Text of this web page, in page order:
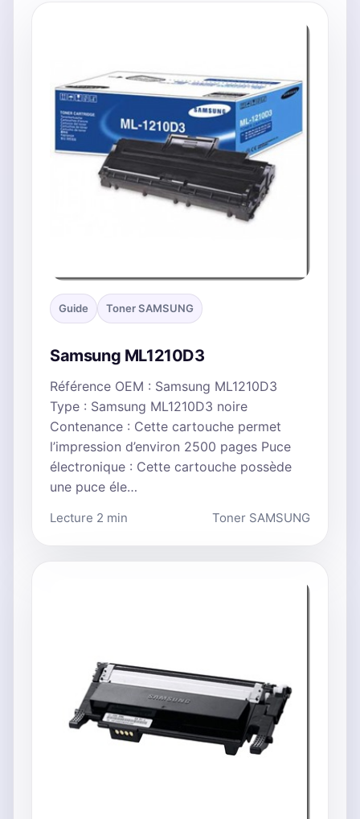
Guide Toner SAMSUNG
Samsung ML1210D3
Référence OEM : Samsung ML1210D3
Type : Samsung ML1210D3 noire
Contenance : Cette cartouche permet
l’impression d’environ 2500 pages Puce
électronique : Cette cartouche possède
une puce éle…
Lecture 2 min Toner SAMSUNG